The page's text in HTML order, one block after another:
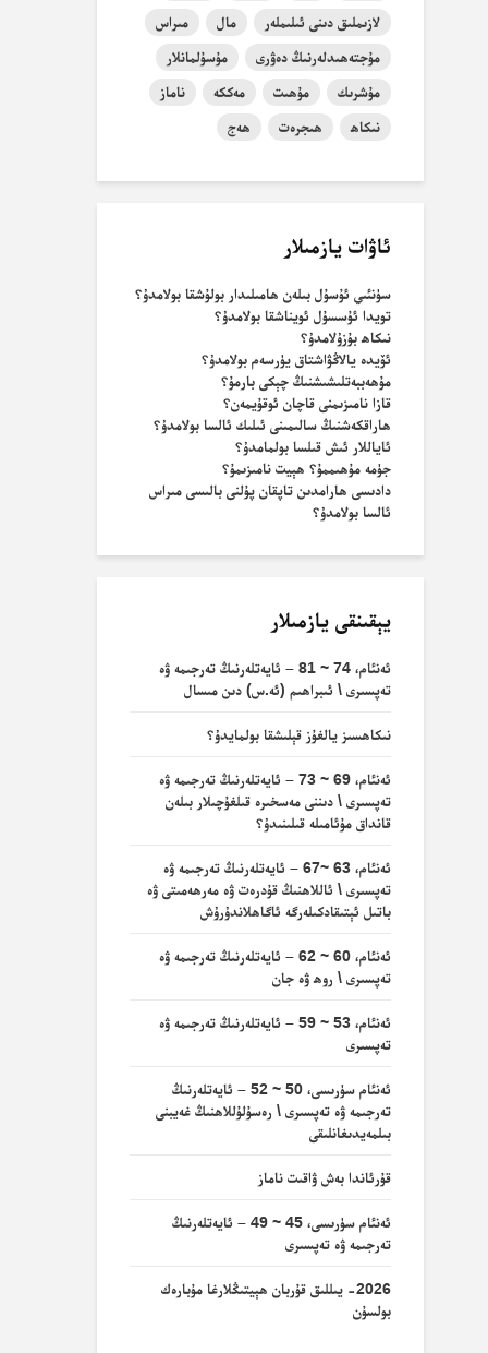
لازىملىق دىنى ئىلىملەر
مال
مىراس
مۇجتەھىدلەرنىڭ دەۋرى
مۇسۇلمانلار
مۇشرىك
مۇھىت مەككە
ناماز
نىكاھ
ھىجرەت ھەج
ئاۋات يازمىلار
سۈنئىي ئۇسۇل بىلەن ھامىلىدار بولۇشقا بولامدۇ؟
تويدا ئۇسسۇل ئويناشقا بولامدۇ؟
نىكاھ بۇزۇلامدۇ؟
ئۆيدە يالاڭۋاشتاق يۈرسەم بولامدۇ؟
مۇھەببەتلىشىشنىڭ چېكى بارمۇ؟
قازا نامىزىمنى قاچان ئوقۇيمەن؟
ھاراقكەشنىڭ سالىمىنى ئىلىك ئالسا بولامدۇ؟
ئاياللار ئىش قىلسا بولمامدۇ؟
جۈمە مۇھىممۇ؟ ھېيت نامىزىمۇ؟
دادىسى ھارامدىن تاپقان پۇلنى بالىسى مىراس
ئالسا بولامدۇ؟
يېقىنقى يازمىلار
ئەنئام، 74 ~ 81 – ئايەتلەرنىڭ تەرجىمە ۋە
تەپسىرى \ ئىبراھىم (ئە.س) دىن مىسال
نىكاھسىز يالغۇز قېلىشقا بولمايدۇ؟
ئەنئام، 69 ~ 73 – ئايەتلەرنىڭ تەرجىمە ۋە
تەپسىرى \ دىننى مەسخىرە قىلغۇچىلار بىلەن
قانداق مۇئامىلە قىلىنىدۇ؟
ئەنئام، 63 ~67 – ئايەتلەرنىڭ تەرجىمە ۋە
تەپسىرى \ ئاللاھنىڭ قۇدرەت ۋە مەرھەمىتى ۋە
باتىل ئېتىقادكىلەرگە ئاگاھلاندۇرۇش
ئەنئام، 60 ~ 62 – ئايەتلەرنىڭ تەرجىمە ۋە
تەپسىرى \ روھ ۋە جان
ئەنئام، 53 ~ 59 – ئايەتلەرنىڭ تەرجىمە ۋە
تەپسىرى
ئەنئام سۈرىسى، 50 ~ 52 – ئايەتلەرنىڭ
تەرجىمە ۋە تەپسىرى \ رەسۇلۇللاھنىڭ غەيبنى
بىلمەيدىغانلىقى
قۇرئاندا بەش ۋاقىت ناماز
ئەنئام سۈرىسى، 45 ~ 49 – ئايەتلەرنىڭ
تەرجىمە ۋە تەپسىرى
2026- يىللىق قۇربان ھېيتىڭلارغا مۇبارەك
بولسۇن